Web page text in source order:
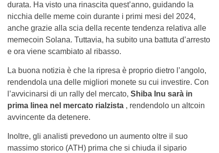
durata. Ha visto una rinascita quest’anno, guidando la
nicchia delle meme coin durante i primi mesi del 2024,
anche grazie alla scia della recente tendenza relativa alle
memecoin Solana. Tuttavia, ha subito una battuta d’arresto
e ora viene scambiato al ribasso.
La buona notizia è che la ripresa è proprio dietro l’angolo,
rendendola una delle migliori monete su cui investire. Con
l’avvicinarsi di un rally del mercato, Shiba Inu sarà in
prima linea nel mercato rialzista , rendendolo un altcoin
avvincente da detenere.
Inoltre, gli analisti prevedono un aumento oltre il suo
massimo storico (ATH) prima che si chiuda il sipario